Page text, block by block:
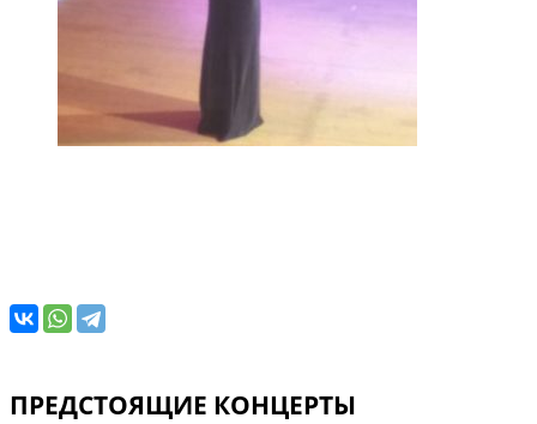
ПРЕДСТОЯЩИЕ КОНЦЕРТЫ